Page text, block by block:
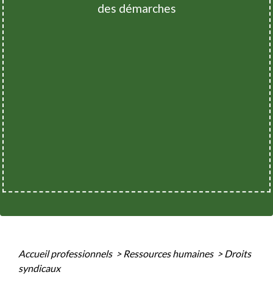
des démarches
Accueil professionnels > Ressources humaines > Droits
syndicaux